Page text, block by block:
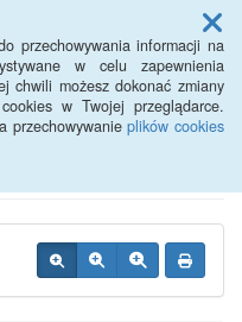
przechowywania informacji na
w celu zapewnienia
chwili możesz dokonać zmiany
w Twojej przeglądarce.
przechowywanieplików cookies
Menu